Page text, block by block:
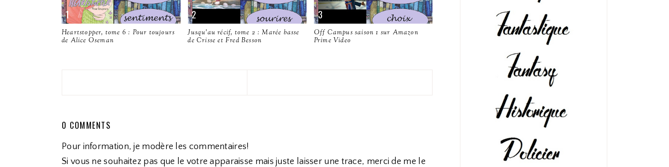
Heartstopper, tome 6 : Pour toujours
de Alice Oseman
Jusqu'au récif, tome 2 : Marée basse
de Crisse et Fred Besson
Off Campus saison 1 sur Amazon
Prime Video
0 COMMENTS
Pour information, je modère les commentaires!
Si vous ne souhaitez pas que le votre apparaisse mais juste laisser une trace, merci de me le